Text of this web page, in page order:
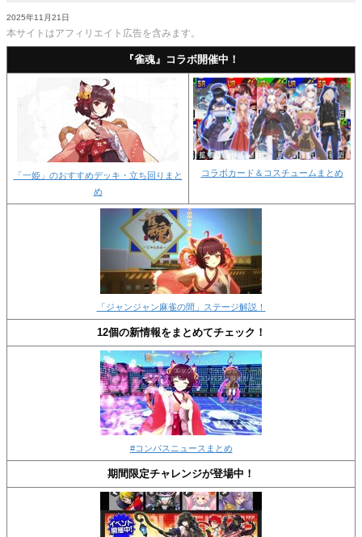
2025年11月21日
本サイトはアフィリエイト広告を含みます。
『雀魂』コラボ開催中！
「一姫」のおすすめデッキ・立ち回りまと
め
コラボカード＆コスチュームまとめ
「ジャンジャン麻雀の間」ステージ解説！
12個の新情報をまとめてチェック！
#コンパスニュースまとめ
期間限定チャレンジが登場中！